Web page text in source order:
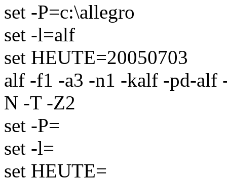
set -P=c:\allegro
set -l=alf
set HEUTE=20050703
alf -f1 -a3 -n1 -kalf -pd-alf
N -T -Z2
set -P=
set -l=
set HEUTE=